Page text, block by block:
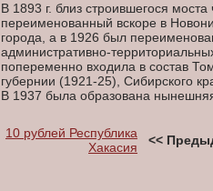
В 1893 г. близ строившегося
переименованный вскоре в
города, а в 1926 был
административно-
попеременно входила в состав
губернии (1921-25), Сибирского
В 1937 была образована
10 рублей Республика
Хакасия
<<